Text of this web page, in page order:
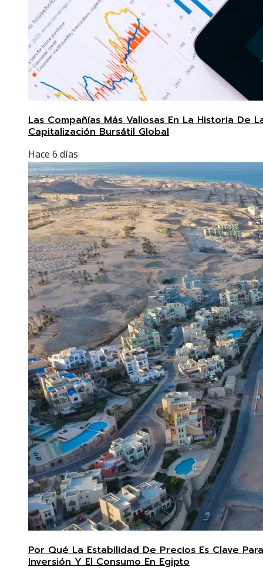
Las Compañías Más Valiosas En La Historia De
Capitalización Bursátil Global
Hace 6 días
Por Qué La Estabilidad De Precios Es Clave
Inversión Y El Consumo En Egipto